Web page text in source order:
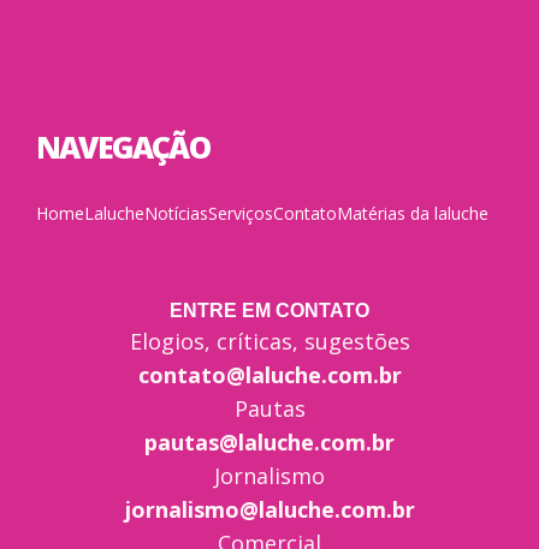
NAVEGAÇÃO
HomeLalucheNotíciasServiçosContatoMatérias da laluche
ENTRE EM CONTATO
Elogios, críticas, sugestões
contato@laluche.com.br
Pautas
pautas@laluche.com.br
Jornalismo
jornalismo@laluche.com.br
Comercial